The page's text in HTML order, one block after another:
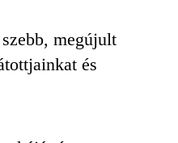
megújult
és